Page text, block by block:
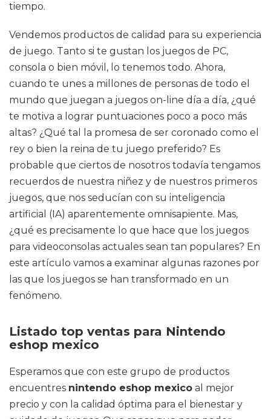
tiempo.
Vendemos productos de calidad para su experiencia
de juego. Tanto si te gustan los juegos de PC,
consola o bien móvil, lo tenemos todo. Ahora,
cuando te unes a millones de personas de todo el
mundo que juegan a juegos on-line día a día, ¿qué
te motiva a lograr puntuaciones poco a poco más
altas? ¿Qué tal la promesa de ser coronado como el
rey o bien la reina de tu juego preferido? Es
probable que ciertos de nosotros todavía tengamos
recuerdos de nuestra niñez y de nuestros primeros
juegos, que nos seducían con su inteligencia
artificial (IA) aparentemente omnisapiente. Mas,
¿qué es precisamente lo que hace que los juegos
para videoconsolas actuales sean tan populares? En
este artículo vamos a examinar algunas razones por
las que los juegos se han transformado en un
fenómeno.
Listado top ventas para Nintendo
eshop mexico
Esperamos que con este grupo de productos
encuentres nintendo eshop mexico al mejor
precio y con la calidad óptima para el bienestar y